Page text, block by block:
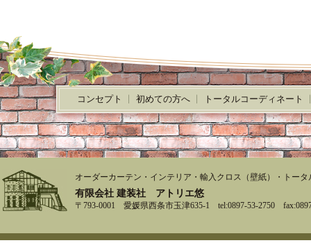
コンセプト 初めての方へ トータルコーディネート
オーダーカーテン・インテリア・輸入クロス（壁紙）・トー
有限会社 建装社 アトリエ悠
〒793-0001 愛媛県西条市玉津635-1 tel:0897-53-2750